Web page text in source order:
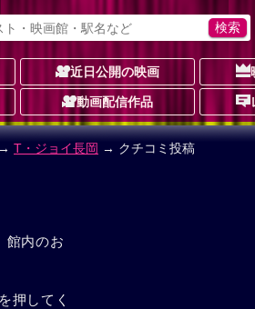
近日公開の映画
動画配信作品
→ T・ジョイ長岡 → クチコミ投稿
館内のお
押してく